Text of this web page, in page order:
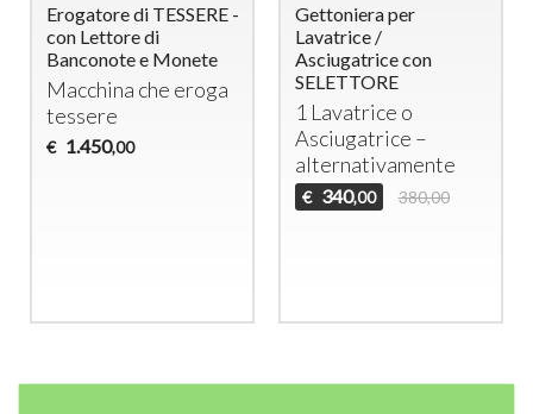
Erogatore di TESSERE -
con Lettore di
Banconote e Monete
Macchina che eroga
tessere
€ 1.450,00
Gettoniera per
Lavatrice /
Asciugatrice con
SELETTORE
1 Lavatrice o
Asciugatrice –
alternativamente
€ 340,00 380,00